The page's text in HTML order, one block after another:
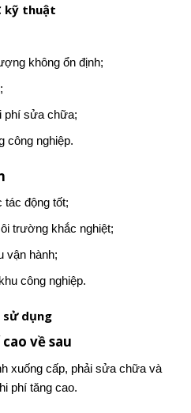
kỹ thuật
không ổn định;
phí sửa chữa;
công nghiệp.
tác động tốt;
trường khắc nghiệt;
vận hành;
công nghiệp.
sử dụng
về sau
xuống cấp, phải sửa chữa và
phí tăng cao.